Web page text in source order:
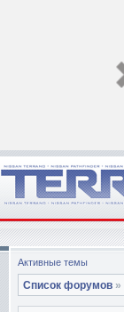
Активные темы
Список форумов »